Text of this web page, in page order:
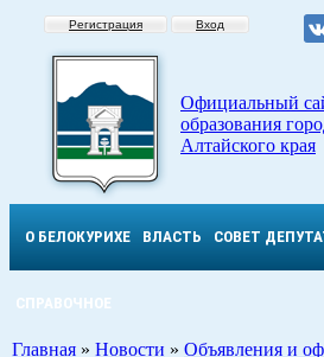
Регистрация Вход
Официальный
образования
Алтайского края
О БЕЛОКУРИХЕ ВЛАСТЬ СОВЕТ
СПРАВОЧНОЕ
Главная » Новости » Объявления и